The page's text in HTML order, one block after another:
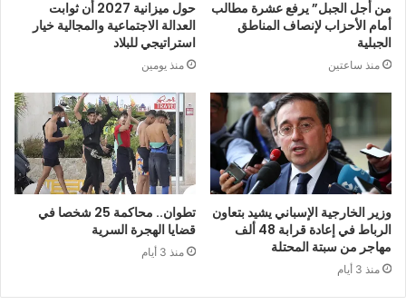
من أجل الجبل” يرفع عشرة مطالب
أمام الأحزاب لإنصاف المناطق
الجبلية
منذ ساعتين
حول ميزانية 2027 أن ثوابت
العدالة الاجتماعية والمجالية خيار
استراتيجي للبلاد
منذ يومين
وزير الخارجية الإسباني يشيد بتعاون
الرباط في إعادة قرابة 48 ألف
مهاجر من سبتة المحتلة
منذ 3 أيام
تطوان.. محاكمة 25 شخصا في
قضايا الهجرة السرية
منذ 3 أيام